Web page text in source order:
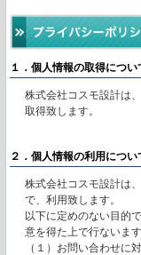
１．個人情報の取得につい
株式会社コスモ設計は
取得致します。
２．個人情報の利用につい
株式会社コスモ設計は
で、利用致します。
以下に定めのない目的
意を得た上で行ないます
（１）お問い合わせに